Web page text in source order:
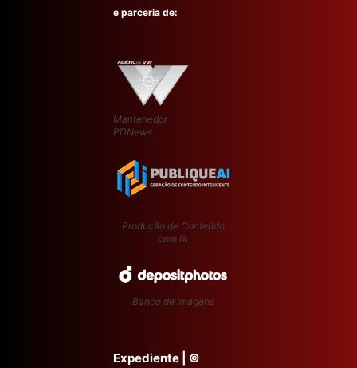
e parceria de:
Mantenedor
PDNews
Produção de Conteúdo
com IA
Banco de Imagens
Expediente | ©